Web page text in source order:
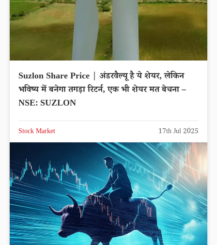
Suzlon Share Price | अंडरवैल्यू है ये शेयर, लेकिन
भविष्य में बनेगा तगड़ा रिटर्न, एक भी शेयर मत बेचना –
NSE: SUZLON
Stock Market 17th Jul 2025